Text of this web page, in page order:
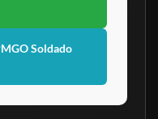
Soldado